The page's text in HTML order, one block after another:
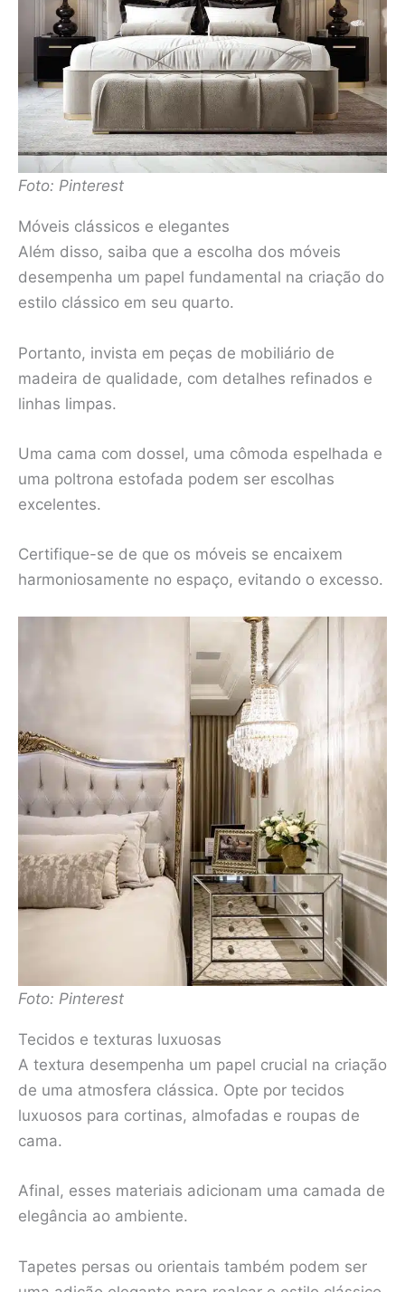
Foto: Pinterest
Móveis clássicos e elegantes
Além disso, saiba que a escolha dos móveis
desempenha um papel fundamental na criação do
estilo clássico em seu quarto.
Portanto, invista em peças de mobiliário de
madeira de qualidade, com detalhes refinados e
linhas limpas.
Uma cama com dossel, uma cômoda espelhada e
uma poltrona estofada podem ser escolhas
excelentes.
Certifique-se de que os móveis se encaixem
harmoniosamente no espaço, evitando o excesso.
Foto: Pinterest
Tecidos e texturas luxuosas
A textura desempenha um papel crucial na criação
de uma atmosfera clássica. Opte por tecidos
luxuosos para cortinas, almofadas e roupas de
cama.
Afinal, esses materiais adicionam uma camada de
elegância ao ambiente.
Tapetes persas ou orientais também podem ser